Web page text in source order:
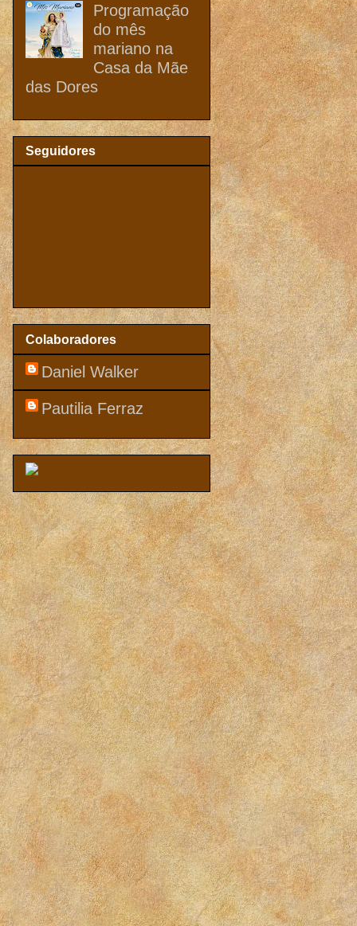
Programação
do mês
mariano na
Casa da Mãe
das Dores
Seguidores
Colaboradores
Daniel Walker
Pautilia Ferraz